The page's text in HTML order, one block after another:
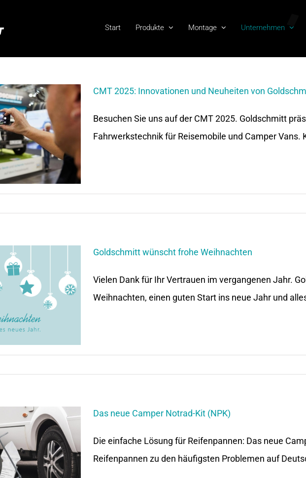
Start Produkte Montage Unternehmen
CMT 2025: Innovationen und Neuheiten von
Besuchen Sie uns auf der CMT 2025. Goldschmitt
Fahrwerkstechnik für Reisemobile und Camper Vans.
Goldschmitt wünscht frohe Weihnachten
Vielen Dank für Ihr Vertrauen im vergangenen Jahr.
Weihnachten, einen guten Start ins neue Jahr und
Das neue Camper Notrad-Kit (NPK)
Die einfache Lösung für Reifenpannen: Das neue
Reifenpannen zu den häufigsten Problemen auf